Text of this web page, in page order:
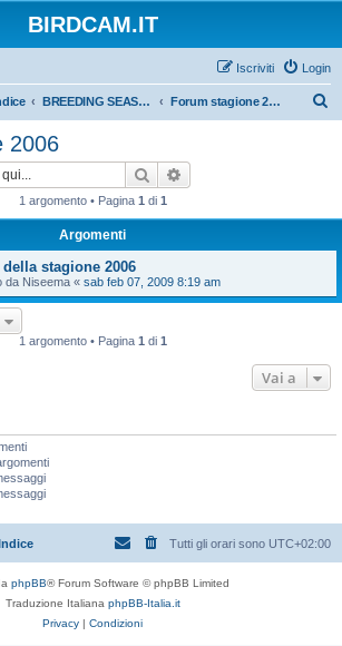
BIRDCAM.IT
Login
Iscriviti
BREEDING SEASONS 2005 - 2006 Forum stagione 2006
2006
Cerca
1 argomento • Pagina 1 di 1
Argomenti
stagione 2006
da Niseema « sab feb 07, 2009 8:19 am
1 argomento • Pagina 1 di 1
Vai a
Tutti gli orari sono UTC+02:00
phpBB® Forum Software © phpBB Limited
Traduzione Italiana phpBB-Italia.it
Privacy | Condizioni